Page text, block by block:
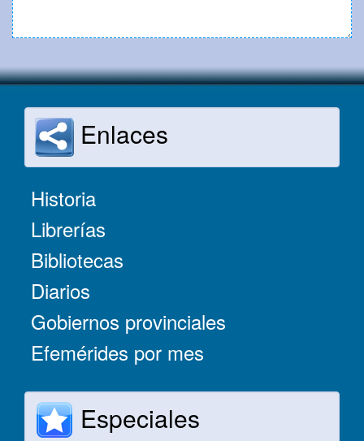
Enlaces
Historia
Librerías
Bibliotecas
Diarios
Gobiernos provinciales
Efemérides por mes
Especiales